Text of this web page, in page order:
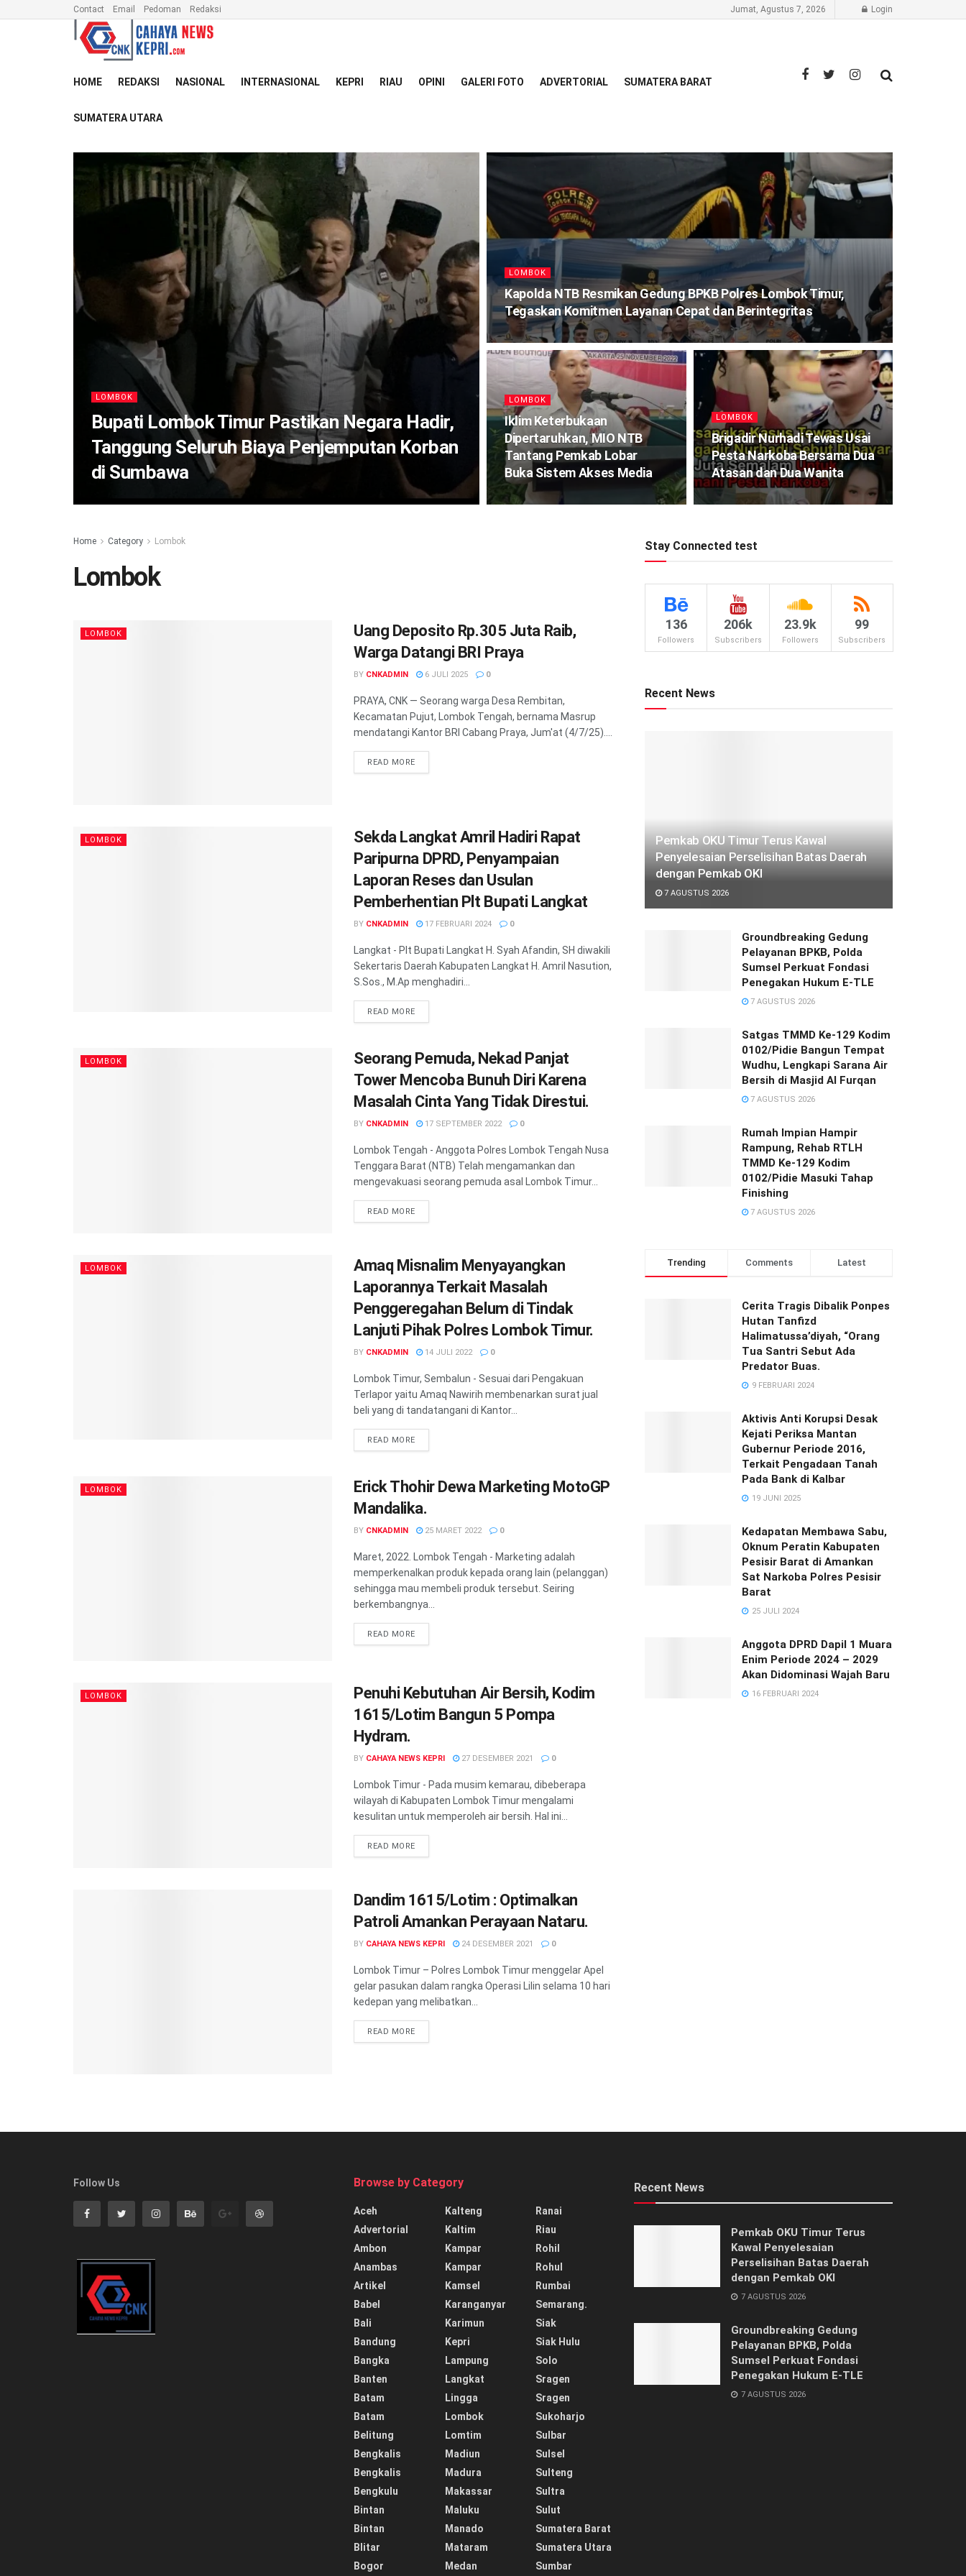
Contact Email Pedoman Redaksi Jumat, Agustus 7, 2026 Login
HOME REDAKSI NASIONAL INTERNASIONAL KEPRI RIAU OPINI GALERI FOTO ADVERTORIAL SUMATERA BARAT
SUMATERA UTARA
LOMBOK
Bupati Lombok Timur Pastikan Negara Hadir,
Tanggung Seluruh Biaya Penjemputan Korban
di Sumbawa
LOMBOK
Kapolda NTB Resmikan Gedung BPKB Polres Lombok Timur,
Tegaskan Komitmen Layanan Cepat dan Berintegritas
LOMBOK
Iklim Keterbukaan
Dipertaruhkan, MIO NTB
Tantang Pemkab Lobar
Buka Sistem Akses Media
LOMBOK
Brigadir Nurhadi Tewas Usai
Pesta Narkoba Bersama Dua
Atasan dan Dua Wanita
Home Category Lombok
Lombok
LOMBOK
Uang Deposito Rp.305 Juta Raib,
Warga Datangi BRI Praya
BY CNKADMIN 6 JULI 2025 0
PRAYA, CNK — Seorang warga Desa Rembitan,
Kecamatan Pujut, Lombok Tengah, bernama Masrup
mendatangi Kantor BRI Cabang Praya, Jum'at (4/7/25)....
READ MORE
LOMBOK
Sekda Langkat Amril Hadiri Rapat
Paripurna DPRD, Penyampaian
Laporan Reses dan Usulan
Pemberhentian Plt Bupati Langkat
BY CNKADMIN 17 FEBRUARI 2024 0
Langkat - Plt Bupati Langkat H. Syah Afandin, SH diwakili
Sekertaris Daerah Kabupaten Langkat H. Amril Nasution,
S.Sos., M.Ap menghadiri...
READ MORE
LOMBOK
Seorang Pemuda, Nekad Panjat
Tower Mencoba Bunuh Diri Karena
Masalah Cinta Yang Tidak Direstui.
BY CNKADMIN 17 SEPTEMBER 2022 0
Lombok Tengah - Anggota Polres Lombok Tengah Nusa
Tenggara Barat (NTB) Telah mengamankan dan
mengevakuasi seorang pemuda asal Lombok Timur...
READ MORE
LOMBOK
Amaq Misnalim Menyayangkan
Laporannya Terkait Masalah
Penggeregahan Belum di Tindak
Lanjuti Pihak Polres Lombok Timur.
BY CNKADMIN 14 JULI 2022 0
Lombok Timur, Sembalun - Sesuai dari Pengakuan
Terlapor yaitu Amaq Nawirih membenarkan surat jual
beli yang di tandatangani di Kantor...
READ MORE
LOMBOK
Erick Thohir Dewa Marketing MotoGP
Mandalika.
BY CNKADMIN 25 MARET 2022 0
Maret, 2022. Lombok Tengah - Marketing adalah
memperkenalkan produk kepada orang lain (pelanggan)
sehingga mau membeli produk tersebut. Seiring
berkembangnya...
READ MORE
LOMBOK
Penuhi Kebutuhan Air Bersih, Kodim
1615/Lotim Bangun 5 Pompa
Hydram.
BY CAHAYA NEWS KEPRI 27 DESEMBER 2021 0
Lombok Timur - Pada musim kemarau, dibeberapa
wilayah di Kabupaten Lombok Timur mengalami
kesulitan untuk memperoleh air bersih. Hal ini...
READ MORE
Dandim 1615/Lotim : Optimalkan
Patroli Amankan Perayaan Nataru.
BY CAHAYA NEWS KEPRI 24 DESEMBER 2021 0
Lombok Timur – Polres Lombok Timur menggelar Apel
gelar pasukan dalam rangka Operasi Lilin selama 10 hari
kedepan yang melibatkan...
READ MORE
Stay Connected test
136
Followers
206k
Subscribers
23.9k
Followers
99
Subscribers
Recent News
Pemkab OKU Timur Terus Kawal
Penyelesaian Perselisihan Batas Daerah
dengan Pemkab OKI
7 AGUSTUS 2026
Groundbreaking Gedung
Pelayanan BPKB, Polda
Sumsel Perkuat Fondasi
Penegakan Hukum E-TLE
7 AGUSTUS 2026
Satgas TMMD Ke-129 Kodim
0102/Pidie Bangun Tempat
Wudhu, Lengkapi Sarana Air
Bersih di Masjid Al Furqan
7 AGUSTUS 2026
Rumah Impian Hampir
Rampung, Rehab RTLH
TMMD Ke-129 Kodim
0102/Pidie Masuki Tahap
Finishing
7 AGUSTUS 2026
Trending Comments Latest
Cerita Tragis Dibalik Ponpes
Hutan Tanfizd
Halimatussa’diyah, “Orang
Tua Santri Sebut Ada
Predator Buas.
9 FEBRUARI 2024
Aktivis Anti Korupsi Desak
Kejati Periksa Mantan
Gubernur Periode 2016,
Terkait Pengadaan Tanah
Pada Bank di Kalbar
19 JUNI 2025
Kedapatan Membawa Sabu,
Oknum Peratin Kabupaten
Pesisir Barat di Amankan
Sat Narkoba Polres Pesisir
Barat
25 JULI 2024
Anggota DPRD Dapil 1 Muara
Enim Periode 2024 – 2029
Akan Didominasi Wajah Baru
16 FEBRUARI 2024
Follow Us Browse by Category
Aceh
Advertorial
Ambon
Anambas
Artikel
Babel
Bali
Bandung
Bangka
Banten
Batam
Batam
Belitung
Bengkalis
Bengkalis
Bengkulu
Bintan
Bintan
Blitar
Bogor
Kalteng
Kaltim
Kampar
Kampar
Kamsel
Karanganyar
Karimun
Kepri
Lampung
Langkat
Lingga
Lombok
Lomtim
Madiun
Madura
Makassar
Maluku
Manado
Mataram
Medan
Ranai
Riau
Rohil
Rohul
Rumbai
Semarang.
Siak
Siak Hulu
Solo
Sragen
Sragen
Sukoharjo
Sulbar
Sulsel
Sulteng
Sultra
Sulut
Sumatera Barat
Sumatera Utara
Sumbar
Recent News
Pemkab OKU Timur Terus
Kawal Penyelesaian
Perselisihan Batas Daerah
dengan Pemkab OKI
7 AGUSTUS 2026
Groundbreaking Gedung
Pelayanan BPKB, Polda
Sumsel Perkuat Fondasi
Penegakan Hukum E-TLE
7 AGUSTUS 2026